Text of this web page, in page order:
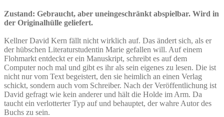
Zustand: Gebraucht, aber uneingeschränkt abspielbar. Wird in
der Originalhülle geliefert.
Kellner David Kern fällt nicht wirklich auf. Das ändert sich, als er
der hübschen Literaturstudentin Marie gefallen will. Auf einem
Flohmarkt entdeckt er ein Manuskript, schreibt es auf dem
Computer noch mal und gibt es ihr als sein eigenes zu lesen. Die ist
nicht nur vom Text begeistert, den sie heimlich an einen Verlag
schickt, sondern auch vom Schreiber. Nach der Veröffentlichung ist
David gefragt wie kein anderer und hält die Holde im Arm. Da
taucht ein verlotterter Typ auf und behauptet, der wahre Autor des
Buchs zu sein.